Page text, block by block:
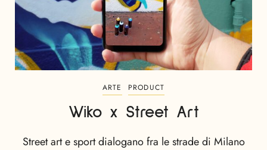
ARTE PRODUCT
Wiko x Street Art
Street art e sport dialogano fra le strade di Milano